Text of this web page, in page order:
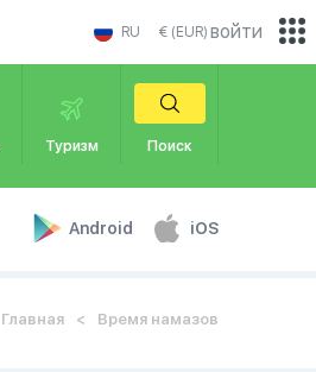
RU € (EUR)
Туризм Поиск
Android iOS
войти
Главная Время намазов